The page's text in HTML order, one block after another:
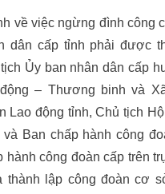
về việc ngừng đình công
dân cấp tỉnh phải được
Ủy ban nhân dân cấp
– Thương binh và
Lao động tỉnh, Chủ tịch
và Ban chấp hành công
hành công đoàn cấp trên
thành lập công đoàn cơ